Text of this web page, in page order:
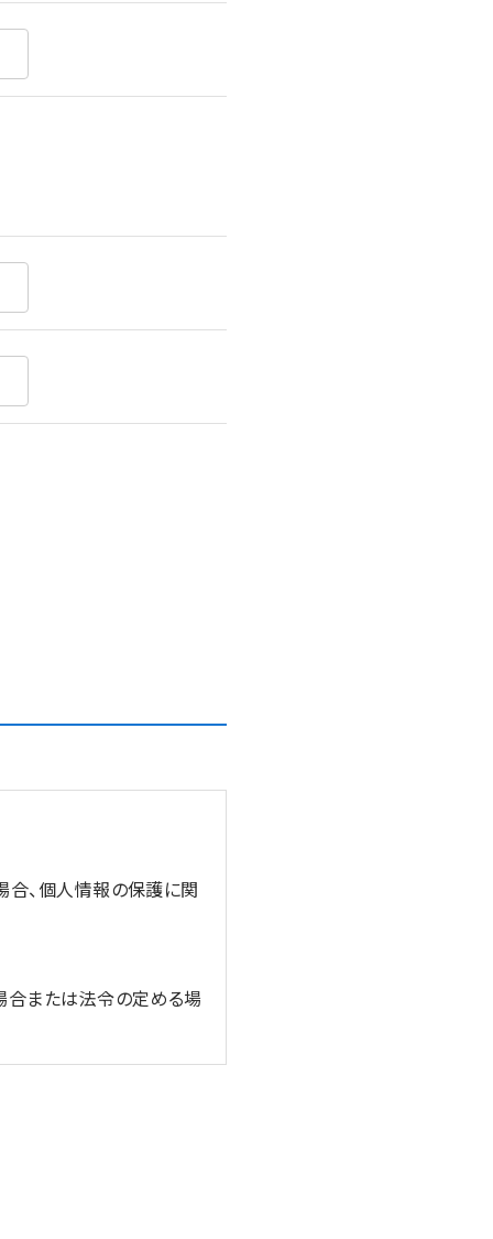
合、個人情報の保護に関
合または法令の定める場